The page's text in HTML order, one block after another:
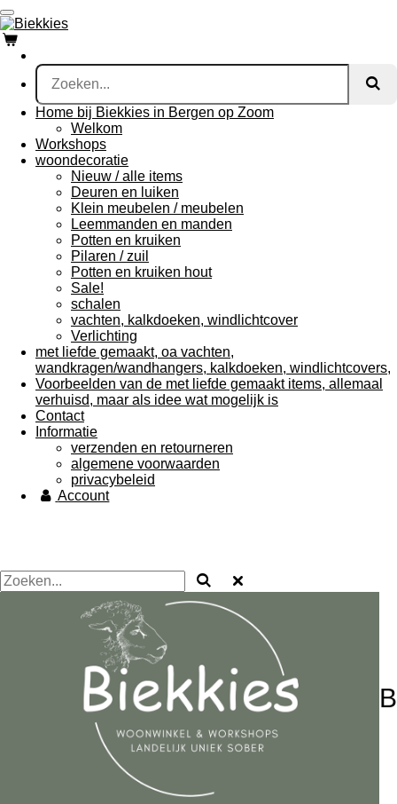
Ga
direct
naar
de
hoofdinhoud
Home bij Biekkies in Bergen op Zoom
Welkom
Workshops
woondecoratie
Nieuw / alle items
Deuren en luiken
Klein meubelen / meubelen
Leemmanden en manden
Potten en kruiken
Pilaren / zuil
Potten en kruiken hout
Sale!
schalen
vachten, kalkdoeken, windlichtcover
Verlichting
met liefde gemaakt, oa vachten,
wandkragen/wandhangers, kalkdoeken, windlichtcovers,
Voorbeelden van de met liefde gemaakt items, allemaal
verhuisd, maar als idee wat mogelijk is
Contact
Informatie
verzenden en retourneren
algemene voorwaarden
privacybeleid
Account
B